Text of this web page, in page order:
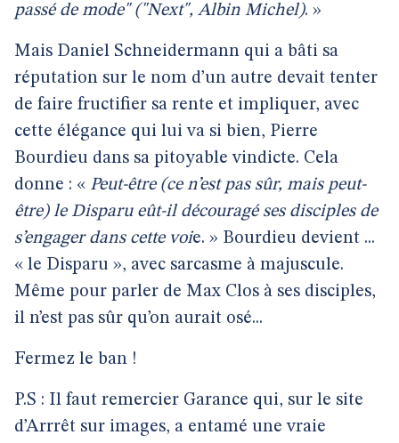
passé de mode" ("Next", Albin Michel). »
Mais Daniel Schneidermann qui a bâti sa
réputation sur le nom d’un autre devait tenter
de faire fructifier sa rente et impliquer, avec
cette élégance qui lui va si bien, Pierre
Bourdieu dans sa pitoyable vindicte. Cela
donne : « Peut-être (ce n’est pas sûr, mais peut-
être) le Disparu eût-il découragé ses disciples de
s’engager dans cette voie. » Bourdieu devient ...
« le Disparu », avec sarcasme à majuscule.
Même pour parler de Max Clos à ses disciples,
il n’est pas sûr qu’on aurait osé...
Fermez le ban !
P.S : Il faut remercier Garance qui, sur le site
d’Arrrêt sur images, a entamé une vraie